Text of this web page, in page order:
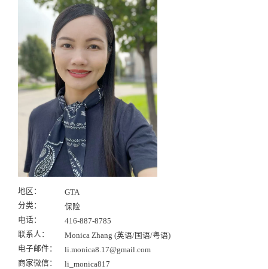
地区：
GTA
分类：
保险
电话：
416-887-8785
联系人：
Monica Zhang (英语/国语/粤语)
电子邮件：
li.monica8.17@gmail.com
商家微信：
li_monica817